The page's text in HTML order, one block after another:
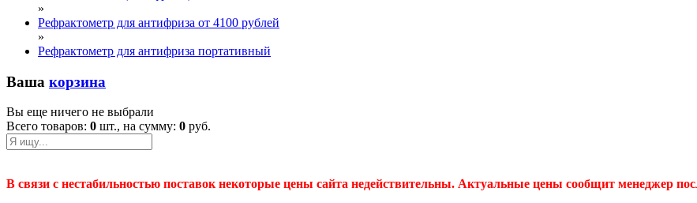
»
Рефрактометр для антифриза от 4100 рублей
»
Рефрактометр для антифриза портативный
Ваша корзина
Вы еще ничего не выбрали
Всего товаров: 0 шт., на сумму: 0 руб.
В связи с нестабильностью поставок некоторые цены сайта недействительны. Актуальные цены сообщит менеджер